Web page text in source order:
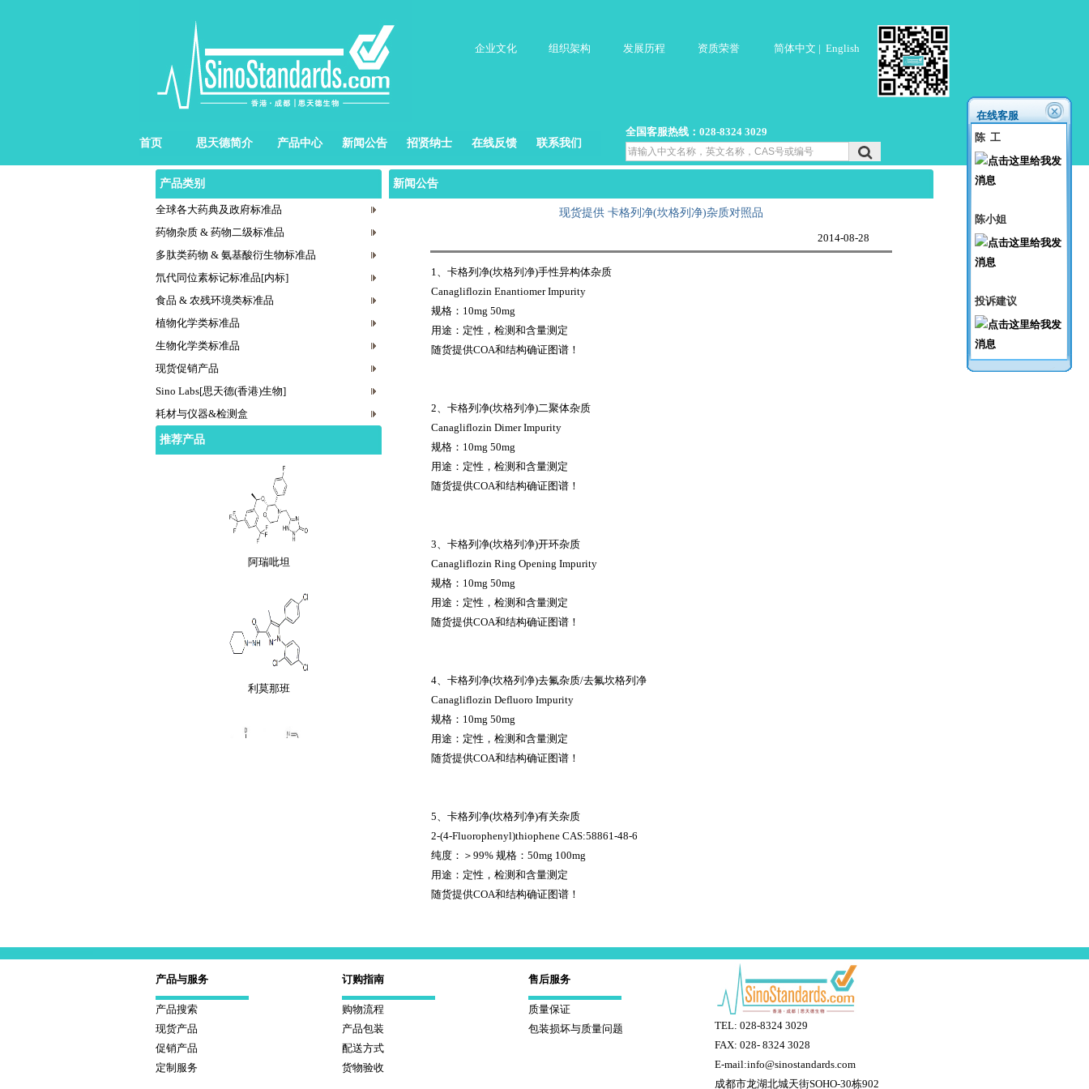
企业文化 组织架构 发展历程 资质荣誉 简体中文 | English
首页 思天德简介 产品中心 新闻公告 招贤纳士 在线反馈 联系我们
全国客服热线：028-8324 3029
在线客服
陈 工
陈小姐
投诉建议
产品类别
全球各大药典及政府标准品
药物杂质 & 药物二级标准品
多肽类药物 & 氨基酸衍生物标准品
氘代同位素标记标准品[内标]
食品 & 农残环境类标准品
植物化学类标准品
生物化学类标准品
现货促销产品
Sino Labs[思天德(香港)生物]
耗材与仪器&检测盒
推荐产品
阿法骨化醇
阿瑞吡坦
利莫那班
新闻公告
现货提供 卡格列净(坎格列净)杂质对照品
2014-08-28
1、卡格列净(坎格列净)手性异构体杂质
Canagliflozin Enantiomer Impurity
规格：10mg 50mg
用途：定性，检测和含量测定
随货提供COA和结构确证图谱！
2、卡格列净(坎格列净)二聚体杂质
Canagliflozin Dimer Impurity
规格：10mg 50mg
用途：定性，检测和含量测定
随货提供COA和结构确证图谱！
3、卡格列净(坎格列净)开环杂质
Canagliflozin Ring Opening Impurity
规格：10mg 50mg
用途：定性，检测和含量测定
随货提供COA和结构确证图谱！
4、卡格列净(坎格列净)去氟杂质/去氟坎格列净
Canagliflozin Defluoro Impurity
规格：10mg 50mg
用途：定性，检测和含量测定
随货提供COA和结构确证图谱！
5、卡格列净(坎格列净)有关杂质
2-(4-Fluorophenyl)thiophene CAS:58861-48-6
纯度：＞99% 规格：50mg 100mg
用途：定性，检测和含量测定
随货提供COA和结构确证图谱！
产品与服务
产品搜索
现货产品
促销产品
定制服务
订购指南
购物流程
产品包装
配送方式
货物验收
售后服务
质量保证
包装损坏与质量问题
TEL: 028-8324 3029
FAX: 028- 8324 3028
E-mail:info@sinostandards.com
成都市龙湖北城天街SOHO-30栋902